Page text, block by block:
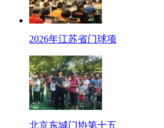
2026年江苏省门球项
北京东城门协第十五